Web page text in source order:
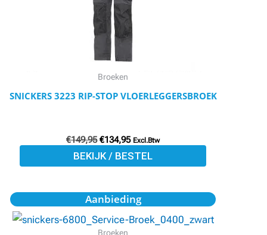
Broeken
SNICKERS 3223 RIP-STOP VLOERLEGGERSBROEK
€149,95 €134,95 Excl.Btw
BEKIJK / BESTEL
Deze
optie
kan
gekozen
worden
op
Aanbieding
Oorspronkelijke
prijs
was:
€74,75.
Huidige
prijs
is:
€67,27.
Dit
heeft